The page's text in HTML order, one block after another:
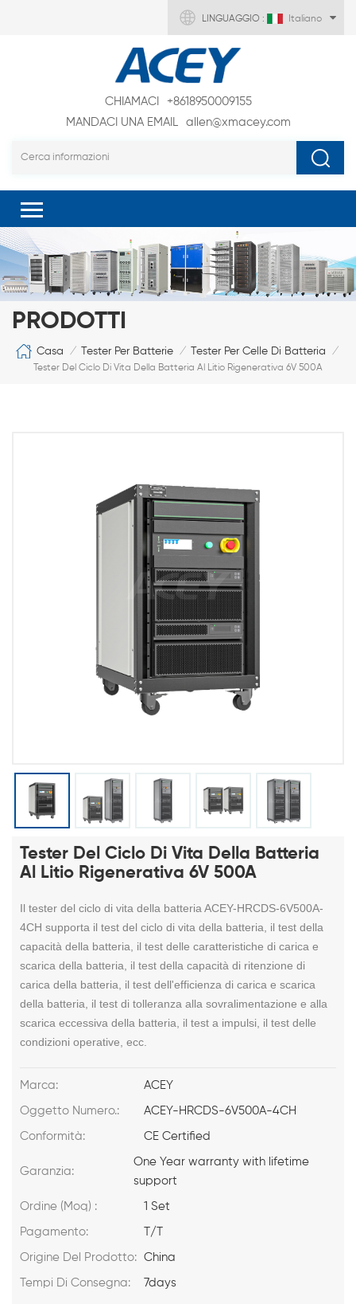
LINGUAGGIO : Italiano
CHIAMACI
+8618950009155
MANDACI UNA EMAIL
allen@xmacey.com
PRODOTTI
Casa / Tester Per Batterie / Tester Per Celle Di Batteria
/
Tester Del Ciclo Di Vita Della Batteria Al Litio Rigenerativa 6V 500A
Tester Del Ciclo Di Vita Della Batteria
Al Litio Rigenerativa 6V 500A
Il tester del ciclo di vita della batteria ACEY-HRCDS-6V500A-
4CH supporta il test del ciclo di vita della batteria, il test della
capacità della batteria, il test delle caratteristiche di carica e
scarica della batteria, il test della capacità di ritenzione di
carica della batteria, il test dell'efficienza di carica e scarica
della batteria, il test di tolleranza alla sovralimentazione e alla
scarica eccessiva della batteria, il test a impulsi, il test delle
condizioni operative, ecc.
Marca: ACEY
Oggetto Numero.: ACEY-HRCDS-6V500A-4CH
Conformità: CE Certified
Garanzia:
One Year warranty with lifetime
support
Ordine (Moq) : 1 Set
Pagamento: T/T
Origine Del Prodotto: China
Tempi Di Consegna: 7days